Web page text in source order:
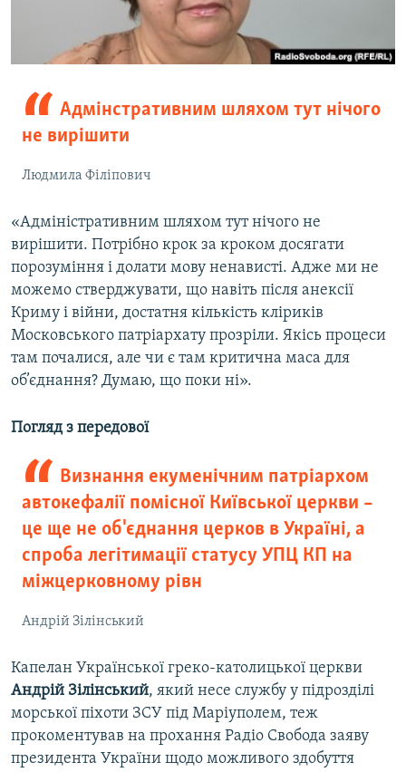
Адмінстративним шляхом тут нічого
не вирішити
Людмила Філіпович
«Адміністративним шляхом тут нічого не
вирішити. Потрібно крок за кроком досягати
порозуміння і долати мову ненависті. Адже ми не
можемо стверджувати, що навіть після анексії
Криму і війни, достатня кількість кліриків
Московського патріархату прозріли. Якісь процеси
там почалися, але чи є там критична маса для
об’єднання? Думаю, що поки ні».
Погляд з передової
Визнання екуменічним патріархом
автокефалії помісної Київської церкви –
це ще не об'єднання церков в Україні, а
спроба легітимації статусу УПЦ КП на
міжцерковному рівн
Андрій Зілінський
Капелан Української греко-католицької церкви
Андрій Зілінський, який несе службу у підрозділі
морської піхоти ЗСУ під Маріуполем, теж
прокоментував на прохання Радіо Свобода заяву
президента України щодо можливого здобуття